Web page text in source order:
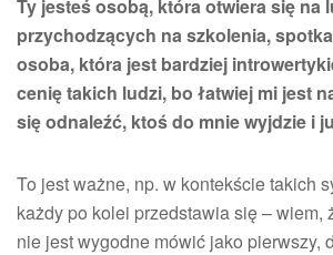
Ty jesteś osobą, która otwiera się na
przychodzących na szkolenia,
osoba, która jest bardziej
cenię takich ludzi, bo łatwiej mi jest
się odnaleźć, ktoś do mnie wyjdzie i
To jest ważne, np. w kontekście takich
każdy po kolei przedstawia się – wiem,
nie jest wygodne mówić jako pierwszy,